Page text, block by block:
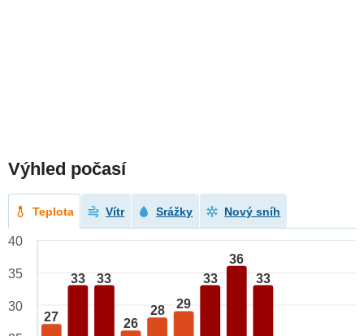
Výhled počasí
Teplota Vítr Srážky Nový sníh
27
33 33
26
28 29
33
36
33
40
35
30